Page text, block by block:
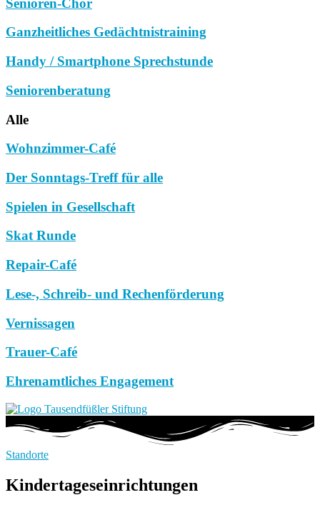
Senioren-Chor
Ganzheitliches Gedächtnistraining
Handy / Smartphone Sprechstunde
Seniorenberatung
Alle
Wohnzimmer-Café
Der Sonntags-Treff für alle
Spielen in Gesellschaft
Skat Runde
Repair-Café
Lese-, Schreib- und Rechenförderung
Vernissagen
Trauer-Café
Ehrenamtliches Engagement
Standorte
Kindertageseinrichtungen